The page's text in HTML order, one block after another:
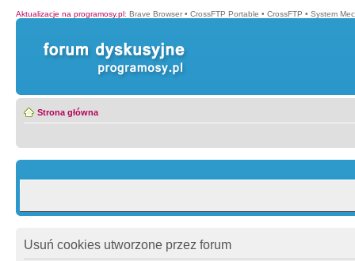
Aktualizacje na programosy.pl: Brave Browser • CrossFTP Portable • CrossFTP • System
Strona główna
Usuń cookies utworzone przez forum